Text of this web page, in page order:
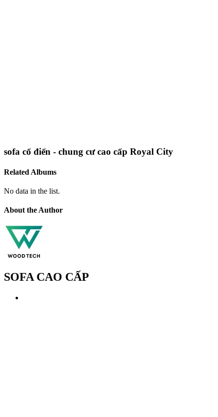
sofa cổ điển - chung cư cao cấp Royal City
Related Albums
No data in the list.
About the Author
SOFA CAO CẤP